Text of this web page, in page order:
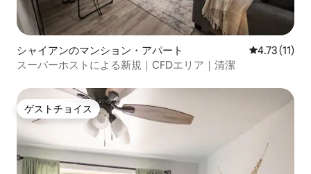
シャイアンのマンション・アパート レビュー11
4.73 (11)
スーパーホストによる新規｜CFDエリア｜清潔
ゲストチョイス
ゲストチョイス